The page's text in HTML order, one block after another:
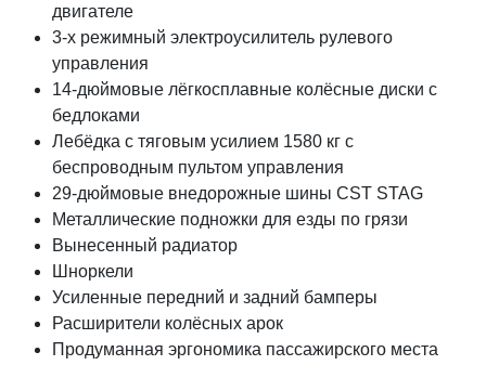
двигателе
3-х режимный электроусилитель рулевого
управления
14-дюймовые лёгкосплавные колёсные диски с
бедлоками
Лебёдка с тяговым усилием 1580 кг с
беспроводным пультом управления
29-дюймовые внедорожные шины CST STAG
Металлические подножки для езды по грязи
Вынесенный радиатор
Шноркели
Усиленные передний и задний бамперы
Расширители колёсных арок
Продуманная эргономика пассажирского места